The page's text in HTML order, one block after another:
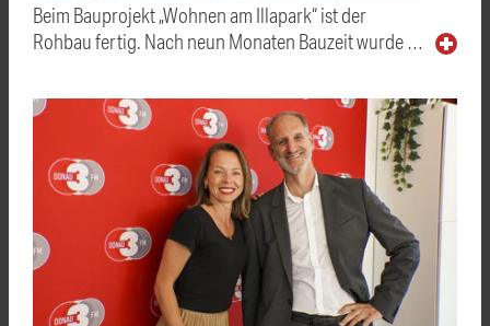
Beim Bauprojekt „Wohnen am Illapark“ ist der
Rohbau fertig. Nach neun Monaten Bauzeit wurde …